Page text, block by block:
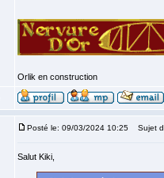
Orlik en construction
Posté le: 09/03/2024 10:25 Sujet
Salut Kiki,